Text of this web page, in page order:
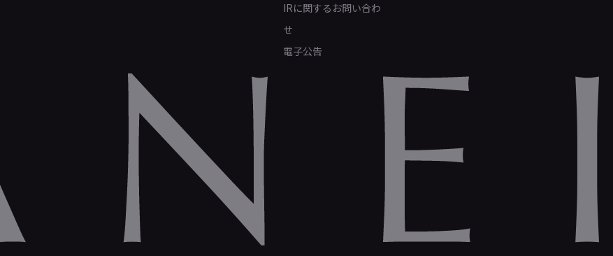
IRに関するお問い合わ
せ
電子公告